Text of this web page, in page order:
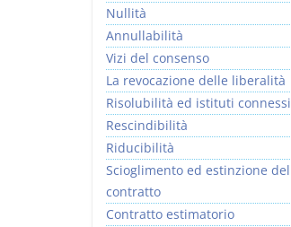
Nullità
Annullabilità
Vizi del consenso
La revocazione delle liberalità
Risolubilità ed istituti connessi
Rescindibilità
Riducibilità
Scioglimento ed estinzione del
contratto
Contratto estimatorio